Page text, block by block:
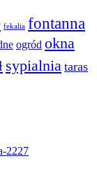
fekalia fontanna
ogród okna
sypialnia taras